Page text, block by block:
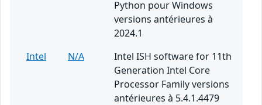
Python pour Windows
versions antérieures à
2024.1
Intel
N/A
Intel ISH software for 11th
Generation Intel Core
Processor Family versions
antérieures à 5.4.1.4479